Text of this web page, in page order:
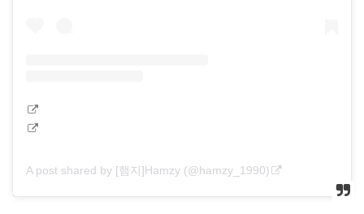
A post shared by [햄지]Hamzy (@hamzy_1990)